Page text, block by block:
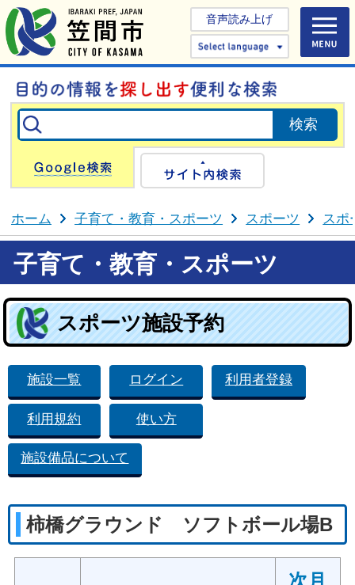
音声読み上げ
Select
Google検索
ホーム 子育て・教育・スポーツ スポーツ スポ
子育て・教育・スポーツ
スポーツ施設予約
施設一覧 ログイン 利用者登録
利用規約 使い方
施設備品について
柿橋グラウンド ソフトボール場B